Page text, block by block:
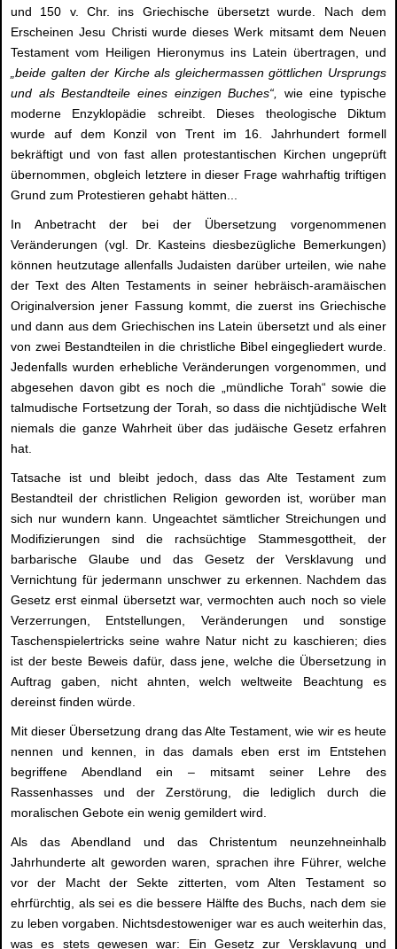
und 150 v. Chr. ins Griechische übersetzt wurde. Nach dem
Erscheinen Jesu Christi wurde dieses Werk mitsamt dem Neuen
Testament vom Heiligen Hieronymus ins Latein übertragen, und
„beide galten der Kirche als gleichermassen göttlichen Ursprungs
und als Bestandteile eines einzigen Buches“, wie eine typische
moderne Enzyklopädie schreibt. Dieses theologische Diktum
wurde auf dem Konzil von Trent im 16. Jahrhundert formell
bekräftigt und von fast allen protestantischen Kirchen ungeprüft
übernommen, obgleich letztere in dieser Frage wahrhaftig triftigen
Grund zum Protestieren gehabt hätten...
In Anbetracht der bei der Übersetzung vorgenommenen
Veränderungen (vgl. Dr. Kasteins diesbezügliche Bemerkungen)
können heutzutage allenfalls Judaisten darüber urteilen, wie nahe
der Text des Alten Testaments in seiner hebräisch-aramäischen
Originalversion jener Fassung kommt, die zuerst ins Griechische
und dann aus dem Griechischen ins Latein übersetzt und als einer
von zwei Bestandteilen in die christliche Bibel eingegliedert wurde.
Jedenfalls wurden erhebliche Veränderungen vorgenommen, und
abgesehen davon gibt es noch die „mündliche Torah“ sowie die
talmudische Fortsetzung der Torah, so dass die nichtjüdische Welt
niemals die ganze Wahrheit über das judäische Gesetz erfahren
hat.
Tatsache ist und bleibt jedoch, dass das Alte Testament zum
Bestandteil der christlichen Religion geworden ist, worüber man
sich nur wundern kann. Ungeachtet sämtlicher Streichungen und
Modifizierungen sind die rachsüchtige Stammesgottheit, der
barbarische Glaube und das Gesetz der Versklavung und
Vernichtung für jedermann unschwer zu erkennen. Nachdem das
Gesetz erst einmal übersetzt war, vermochten auch noch so viele
Verzerrungen, Entstellungen, Veränderungen und sonstige
Taschenspielertricks seine wahre Natur nicht zu kaschieren; dies
ist der beste Beweis dafür, dass jene, welche die Übersetzung in
Auftrag gaben, nicht ahnten, welch weltweite Beachtung es
dereinst finden würde.
Mit dieser Übersetzung drang das Alte Testament, wie wir es heute
nennen und kennen, in das damals eben erst im Entstehen
begriffene Abendland ein – mitsamt seiner Lehre des
Rassenhasses und der Zerstörung, die lediglich durch die
moralischen Gebote ein wenig gemildert wird.
Als das Abendland und das Christentum neunzehneinhalb
Jahrhunderte alt geworden waren, sprachen ihre Führer, welche
vor der Macht der Sekte zitterten, vom Alten Testament so
ehrfürchtig, als sei es die bessere Hälfte des Buchs, nach dem sie
zu leben vorgaben. Nichtsdestoweniger war es auch weiterhin das,
was es stets gewesen war: Ein Gesetz zur Versklavung und